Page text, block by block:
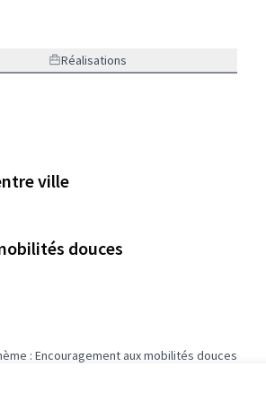
Réalisations
ville
douces
les résultats de la catégorie : Thème :
: Encouragement aux mobilités douces